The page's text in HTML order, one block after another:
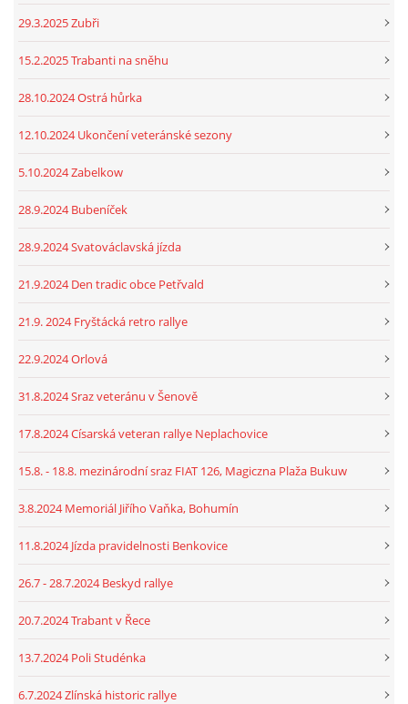
29.3.2025 Zubři
15.2.2025 Trabanti na sněhu
28.10.2024 Ostrá hůrka
12.10.2024 Ukončení veteránské sezony
5.10.2024 Zabelkow
28.9.2024 Bubeníček
28.9.2024 Svatováclavská jízda
21.9.2024 Den tradic obce Petřvald
21.9. 2024 Fryštácká retro rallye
22.9.2024 Orlová
31.8.2024 Sraz veteránu v Šenově
17.8.2024 Císarská veteran rallye Neplachovice
15.8. - 18.8. mezinárodní sraz FIAT 126, Magiczna Plaža Bukuw
3.8.2024 Memoriál Jiřího Vaňka, Bohumín
11.8.2024 Jízda pravidelnosti Benkovice
26.7 - 28.7.2024 Beskyd rallye
20.7.2024 Trabant v Řece
13.7.2024 Poli Studénka
6.7.2024 Zlínská historic rallye